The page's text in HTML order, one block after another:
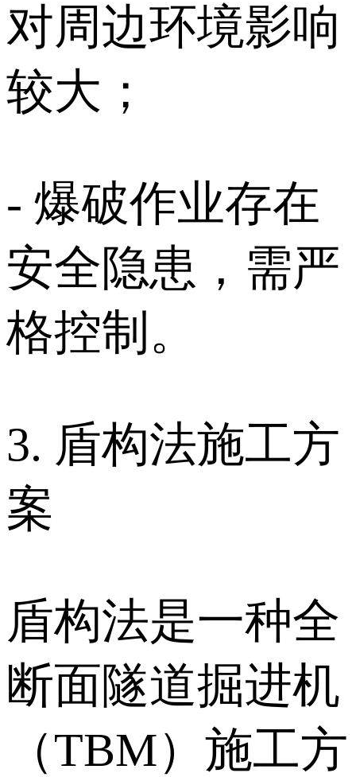
对周边环境影响
较大；
- 爆破作业存在
安全隐患，需严
格控制。
3. 盾构法施工方
案
盾构法是一种全
断面隧道掘进机
（TBM）施工方